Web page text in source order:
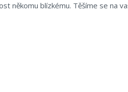
někomu blízkému. Těšíme se na